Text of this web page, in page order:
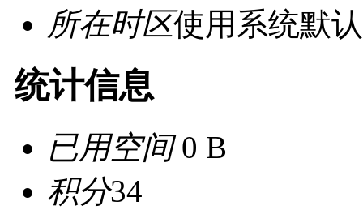
所在时区使用系统默认
统计信息
已用空间0 B
积分34